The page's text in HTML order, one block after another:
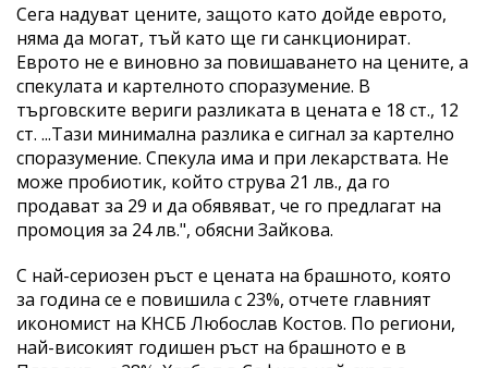
Сега надуват цените, защото като дойде еврото,
няма да могат, тъй като ще ги санкционират.
Еврото не е виновно за повишаването на цените, а
спекулата и картелното споразумение. В
търговските вериги разликата в цената е 18 ст., 12
ст. ...Тази минимална разлика е сигнал за картелно
споразумение. Спекула има и при лекарствата. Не
може пробиотик, който струва 21 лв., да го
продават за 29 и да обявяват, че го предлагат на
промоция за 24 лв.", обясни Зайкова.
С най-сериозен ръст е цената на брашното, която
за година се е повишила с 23%, отчете главният
икономист на КНСБ Любослав Костов. По региони,
най-високият годишен ръст на брашното е в